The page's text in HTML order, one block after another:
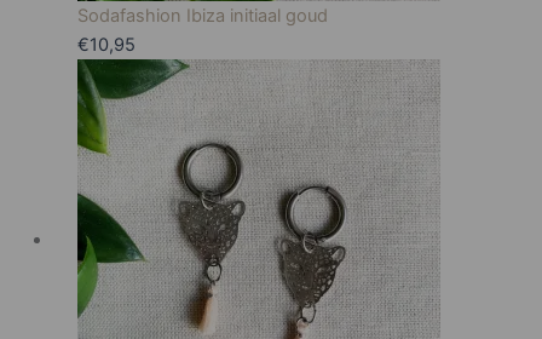
Sodafashion Ibiza initiaal goud
€10,95